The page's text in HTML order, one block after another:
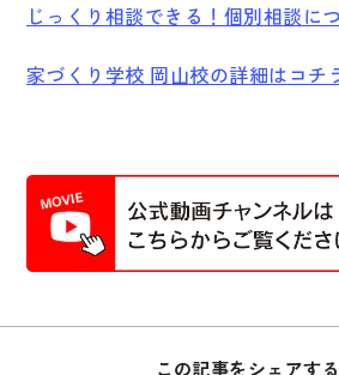
じっくり相談できる！個別相談に
家づくり学校 岡山校の詳細はコチ
この記事をシェアする